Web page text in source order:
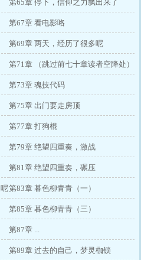
第65章 停下，信仰之力飘出来了
第67章 看电影咯
第69章 两天，经历了很多呢
第71章 （跳过前七十章读者空降处）
纸扇子的故事
第73章 魂技代码
第75章 出门要走房顶
第77章 打狗棍
第79章 绝望四重奏，激战
第81章 绝望四重奏，碾压
第83章 暮色柳青青（一）
第85章 暮色柳青青（三）
第87章 ...
第89章 过去的自己，梦灵枷锁